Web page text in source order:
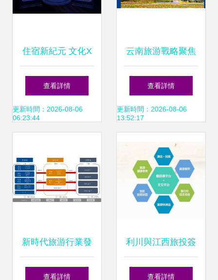
住宿新紀元 文化X
旅行的雙重引擎驅
動文旅創新營銷
查看詳情
更新時間：2026-08-06
06:23:44
云南旅游戰略聚焦
轉讓世博園藝，深
耕旅游主業
查看詳情
更新時間：2026-08-06
13:52:17
新時代旅游行業發
展淺析 機遇、挑戰
查看詳情
利川與江西旅投簽
訂戰略合作協議，
查看詳情